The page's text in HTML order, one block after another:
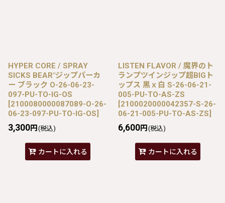
HYPER CORE / SPRAY
SICKS BEAR"ジップパーカ
ー ブラック O-26-06-23-
097-PU-TO-IG-OS
[2100080000087089-O-26-
06-23-097-PU-TO-IG-OS]
3,300円 (税込)
カートに入れる
LISTEN FLAVOR / 魔界のト
ランプツインジップ超BIGト
ップス 黒ｘ白 S-26-06-21-
005-PU-TO-AS-ZS
[2100020000042357-S-26-
06-21-005-PU-TO-AS-ZS]
6,600円 (税込)
カートに入れる